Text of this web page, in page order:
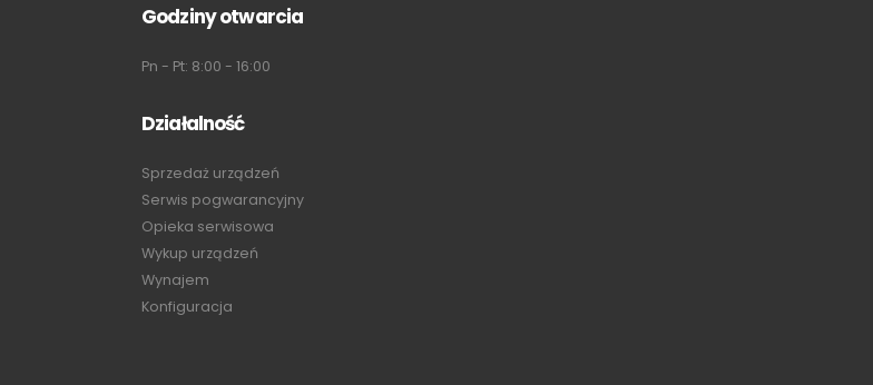
Godziny otwarcia
Pn - Pt: 8:00 - 16:00
Działalność
Sprzedaż urządzeń
Serwis pogwarancyjny
Opieka serwisowa
Wykup urządzeń
Wynajem
Konfiguracja